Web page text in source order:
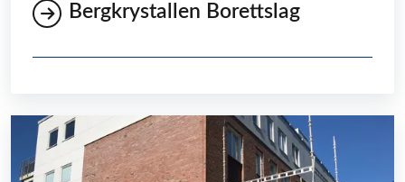
Bergkrystallen Borettslag